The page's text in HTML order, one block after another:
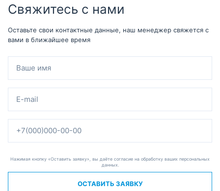
Свяжитесь с нами
Оставьте свои контактные данные, наш менеджер свяжется с
вами в ближайшее время
Нажимая кнопку «Оставить заявку», вы даёте согласие на обработку ваших персональных
данных.
ОСТАВИТЬ ЗАЯВКУ